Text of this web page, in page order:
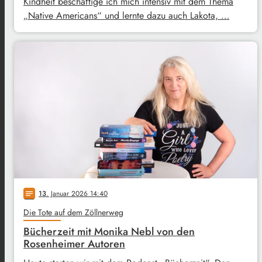
„Native Americans“ und lernte dazu auch Lakota, …
notes 13. Januar 2026 14:40
Die Tote auf dem Zöllnerweg
Bücherzeit mit Monika Nebl von den
Rosenheimer Autoren